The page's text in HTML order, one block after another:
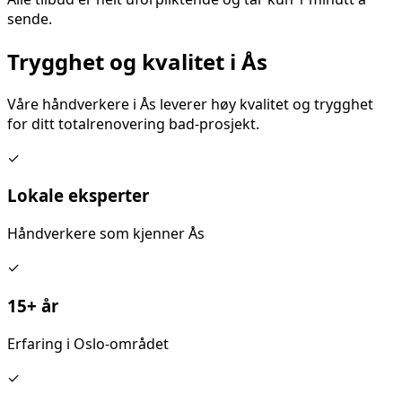
sende.
Trygghet og kvalitet i Ås
Våre håndverkere i Ås leverer høy kvalitet og trygghet
for ditttotalrenovering bad-prosjekt.
✓
Lokale eksperter
Håndverkere som kjennerÅs
✓
15+ år
Erfaring i Oslo-området
✓